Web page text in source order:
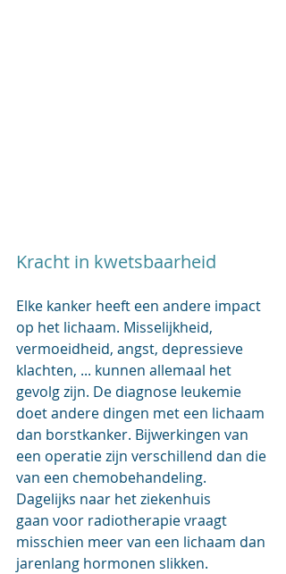
Kracht in kwetsbaarheid
Elke kanker heeft een andere impact
op het lichaam. Misselijkheid,
vermoeidheid, angst, depressieve
klachten, ... kunnen allemaal het
gevolg zijn. De diagnose leukemie
doet andere dingen met een lichaam
dan borstkanker. Bijwerkingen van
een operatie zijn verschillend dan die
van een chemobehandeling.
Dagelijks naar het ziekenhuis
gaan voor radiotherapie vraagt
misschien meer van een lichaam dan
jarenlang hormonen slikken.